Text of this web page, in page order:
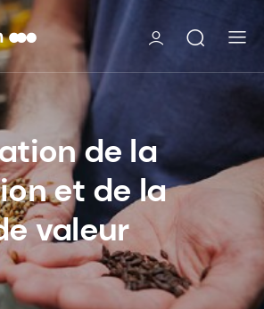
de la
et de la
valeur